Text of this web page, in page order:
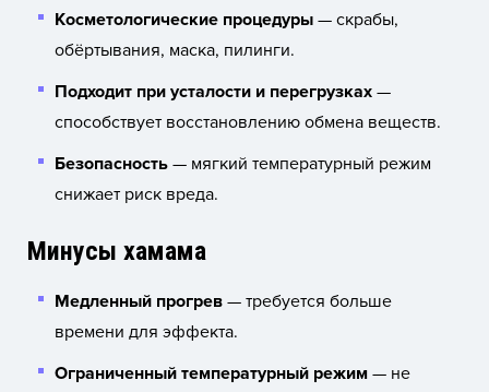
Косметологические процедуры — скрабы,
обёртывания, маска, пилинги.
Подходит при усталости и перегрузках —
способствует восстановлению обмена веществ.
Безопасность — мягкий температурный режим
снижает риск вреда.
Минусы хамама
Медленный прогрев — требуется больше
времени для эффекта.
Ограниченный температурный режим — не